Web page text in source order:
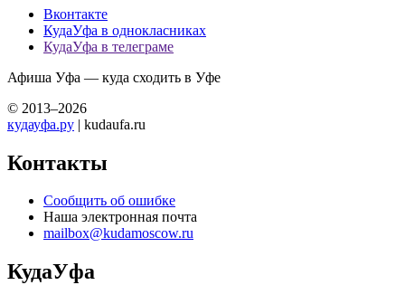
Вконтакте
КудаУфа в однокласниках
КудаУфа в телеграме
Афиша Уфа — куда сходить в Уфе
© 2013–2026
кудауфа.ру | kudaufa.ru
Контакты
Сообщить об ошибке
Наша электронная почта
mailbox@kudamoscow.ru
КудаУфа